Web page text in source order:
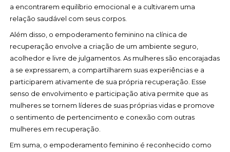
a encontrarem equilíbrio emocional e a cultivarem uma
relação saudável com seus corpos.
Além disso, o empoderamento feminino na clínica de
recuperação envolve a criação de um ambiente seguro,
acolhedor e livre de julgamentos. As mulheres são encorajadas
a se expressarem, a compartilharem suas experiências e a
participarem ativamente de sua própria recuperação. Esse
senso de envolvimento e participação ativa permite que as
mulheres se tornem líderes de suas próprias vidas e promove
o sentimento de pertencimento e conexão com outras
mulheres em recuperação.
Em suma, o empoderamento feminino é reconhecido como